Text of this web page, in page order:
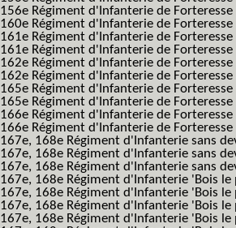
156e Régiment d'Infanterie de
160e Régiment d'Infanterie de
161e Régiment d'Infanterie de Forteresse
161e Régiment d'Infanterie de
162e Régiment d'Infanterie de Forteresse
162e Régiment d'Infanterie de
165e Régiment d'Infanterie de Forteresse
165e Régiment d'Infanterie de Forteresse
166e Régiment d'Infanterie de Forteresse
166e Régiment d'Infanterie de Forteresse
167e, 168e Régiment d'Infanterie sans
167e, 168e Régiment d'Infanterie sans
167e, 168e Régiment d'Infanterie sans
167e, 168e Régiment d'Infanterie 'Bois
167e, 168e Régiment d'Infanterie 'Bois
167e, 168e Régiment d'Infanterie 'Bois
167e, 168e Régiment d'Infanterie 'Bois